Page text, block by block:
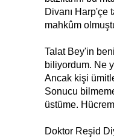
Divanı Harp'çe
mahkûm
Talat Bey'in
biliyordum. Ne
Ancak kişi
Sonucu
üstüme.
Doktor Reşid